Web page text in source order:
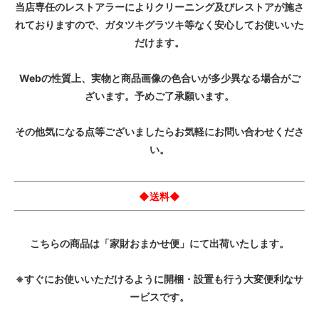
当店専任のレストアラーによりクリーニング及びレストアが施さ
れておりますので、ガタツキグラツキ等なく安心してお使いいた
だけます。
Webの性質上、実物と商品画像の色合いが多少異なる場合がご
ざいます。予めご了承願います。
その他気になる点等ございましたらお気軽にお問い合わせくださ
い。
◆送料◆
こちらの商品は「家財おまかせ便」にて出荷いたします。
※すぐにお使いいただけるように開梱・設置も行う大変便利なサ
ービスです。